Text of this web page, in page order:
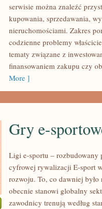
SUKCESY
serwisie można znaleźć
kupowania, sprzedawania,
nieruchomościami. Zakres
codzienne problemy
tematy związane z
finansowaniem zakupu czy
More ]
Gry e-
Ligi e-sportu –
cyfrowej rywalizacji E-sport
rozwoju. To, co dawniej
obecnie stanowi globalny
zawodnicy trenują według